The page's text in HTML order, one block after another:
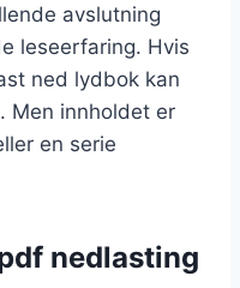
avslutning
leseerfaring. Hvis
ned lydbok kan
Men innholdet er
en serie
nedlasting